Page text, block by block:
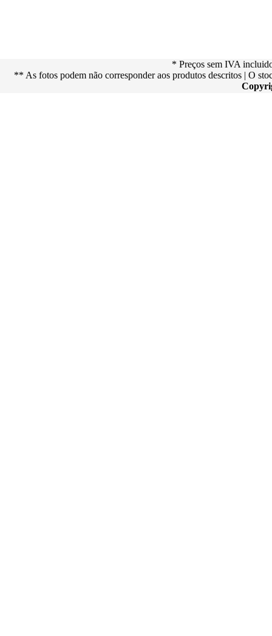
* Preços sem IVA
** As fotos podem não corresponder aos produtos descritos | O